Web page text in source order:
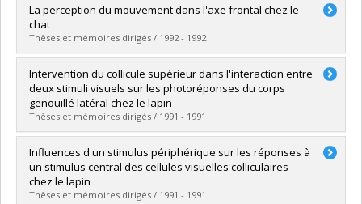
Graduate :Morin, Chantal
Cycle :
Grade :Ph. D.
Lien vers le document dans Papyrus
La perception du mouvement dans l'axe frontal chez le
chat
Thèses et mémoires dirigés / 1992 - 1992
Graduate :Houde, Lise J.
Cycle :Master's
Grade :M. Sc.
Lien vers le document dans Papyrus
Intervention du collicule supérieur dans l'interaction entre
deux stimuli visuels sur les photoréponses du corps
genouillé latéral chez le lapin
Thèses et mémoires dirigés / 1991 - 1991
Graduate :Cérat, Alain
Cycle :Doctoral
Grade :Ph. D.
Lien vers le document dans Papyrus
Influences d'un stimulus périphérique sur les réponses à
un stimulus central des cellules visuelles colliculaires
chez le lapin
Thèses et mémoires dirigés / 1991 - 1991